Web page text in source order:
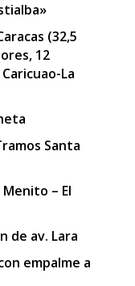
(32,5
12
La
Santa
– El
de av. Lara
empalme a